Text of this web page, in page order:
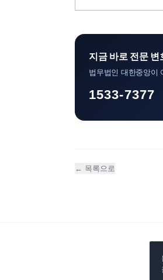
지금 바로 전문 변
법무법인 대한중앙이
1533-7377
← 목록으로